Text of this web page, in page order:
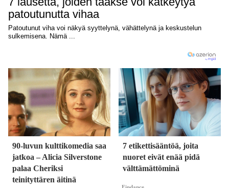
90-luvun kulttikomedia saa
jatkoa – Alicia Silverstone
palaa Cheriksi
teinityttären äitinä
7 etikettisääntöä, joita
nuoret eivät enää pidä
välttämättöminä